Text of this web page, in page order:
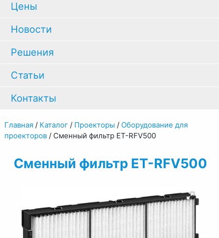
Цены
Новости
Решения
Статьи
Контакты
Главная/ Каталог/ Проекторы / Оборудование для
проекторов/ Сменный фильтр ET-RFV500
Сменный фильтр ET-RFV500